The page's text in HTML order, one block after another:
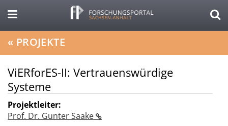
« PROJEKTE
ViERforES-II: Vertrauenswürdige
Systeme
Projektleiter:
Prof. Dr. Gunter Saake